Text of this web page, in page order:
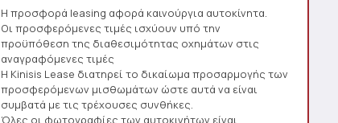
Η προσφορά leasing αφορά καινούργια αυτοκίνητα.
Οι προσφερόμενες τιμές ισχύουν υπό την
προϋπόθεση της διαθεσιμότητας οχημάτων στις
αναγραφόμενες τιμές
Η Kinisis Lease διατηρεί το δικαίωμα προσαρμογής των
προσφερόμενων μισθωμάτων ώστε αυτά να είναι
συμβατά με τις τρέχουσες συνθήκες.